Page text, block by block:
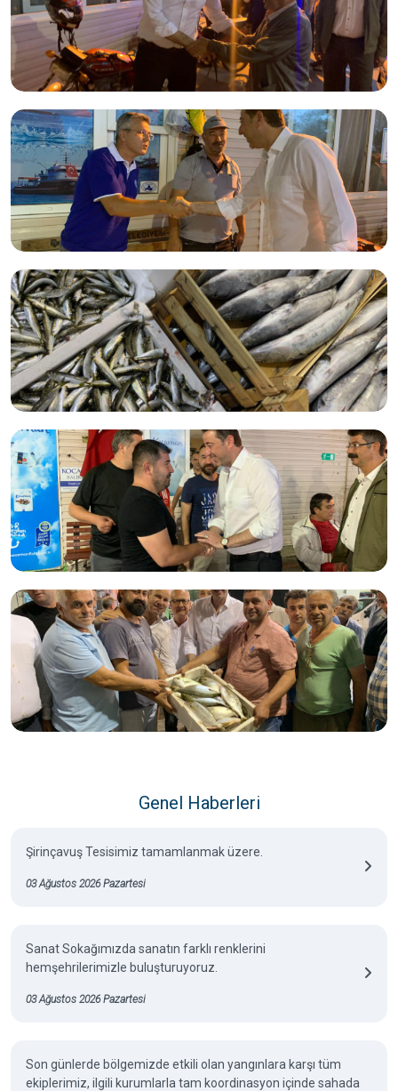
Genel Haberleri
Şirinçavuş Tesisimiz tamamlanmak üzere.
03 Ağustos 2026 Pazartesi
Sanat Sokağımızda sanatın farklı renklerini
hemşehrilerimizle buluşturuyoruz.
03 Ağustos 2026 Pazartesi
Son günlerde bölgemizde etkili olan yangınlara karşı tüm
ekiplerimiz, ilgili kurumlarla tam koordinasyon içinde sahada